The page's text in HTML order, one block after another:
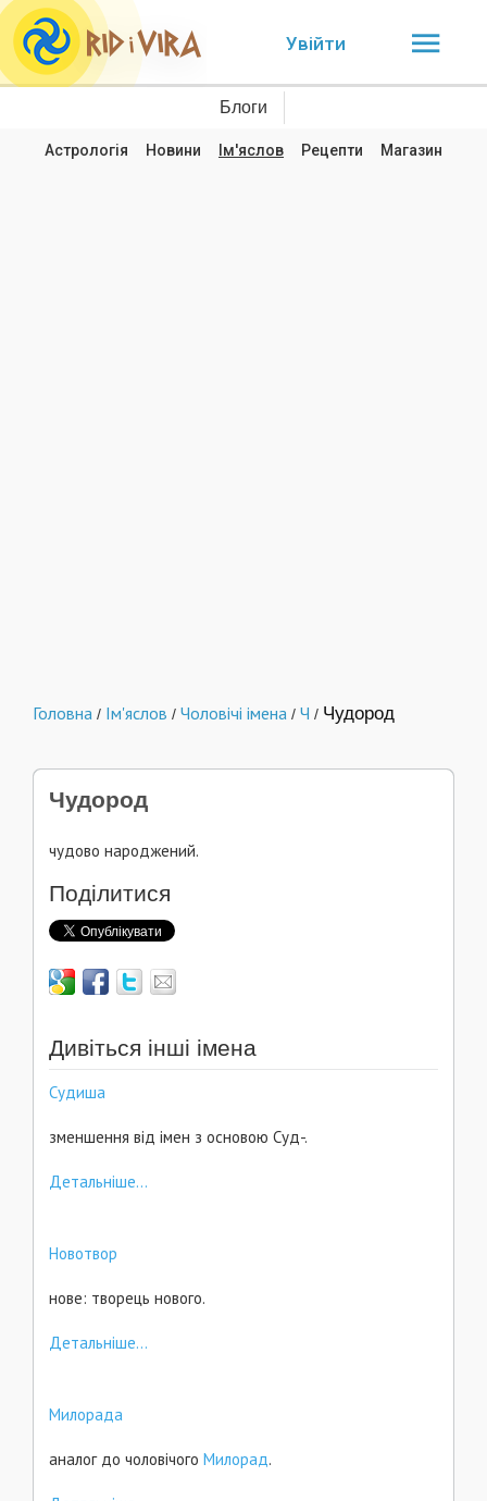
Увійти
Блоги
Астрологія Новини Ім'яслов Рецепти Магазин
Головна / Ім'яслов / Чоловічі імена / Ч / Чудород
Чудород
чудово народжений.
Поділитися
Дивіться інші імена
Судиша
зменшення від імен з основою Суд-.
Детальніше...
Новотвор
нове: творець нового.
Детальніше...
Милорада
аналог до чоловічого Милорад.